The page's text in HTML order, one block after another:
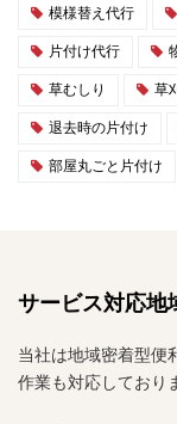
模様替え代行
片付け代行
草むしり 草
退去時の片付け
部屋丸ごと片付け
サービス対応地
当社は地域密着型便
作業も対応しており